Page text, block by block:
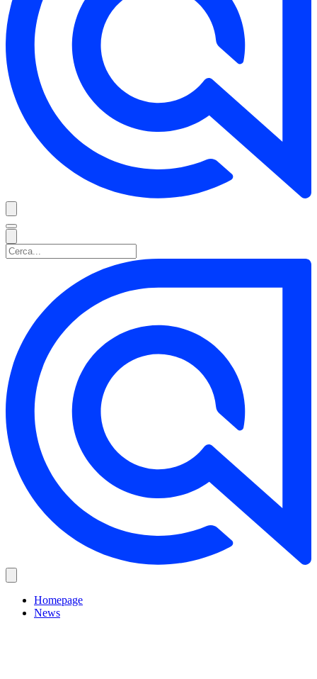
Homepage
News